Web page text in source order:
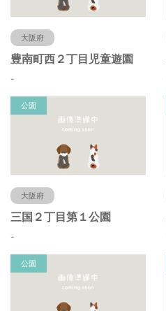
大阪府
豊南町西２丁目児童遊園
-
公園
大阪府
三国２丁目第１公園
-
公園